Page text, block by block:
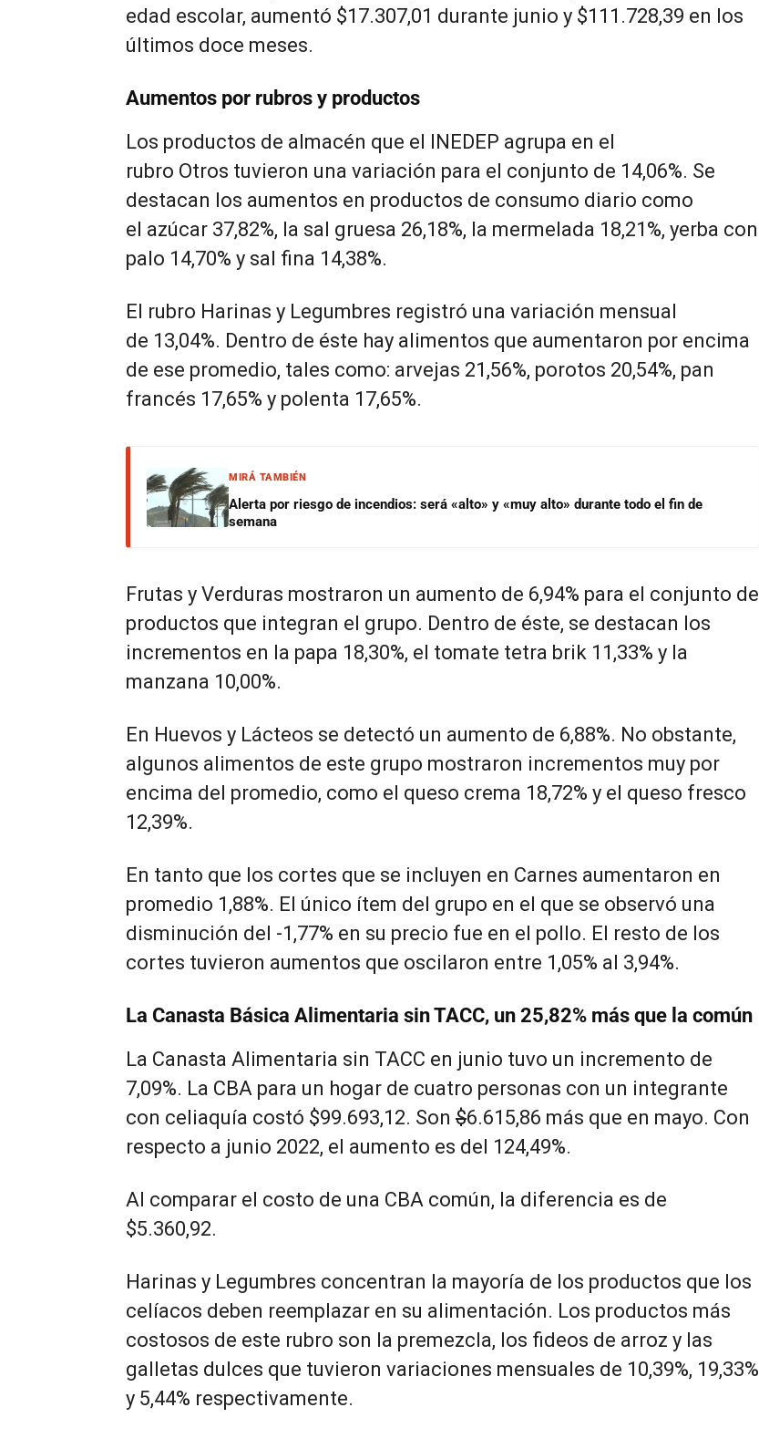
edad escolar, aumentó $17.307,01 durante junio y $111.728,39 en los
últimos doce meses.
Aumentos por rubros y productos
Los productos de almacén que el INEDEP agrupa en el
rubro Otros tuvieron una variación para el conjunto de 14,06%. Se
destacan los aumentos en productos de consumo diario como
el azúcar 37,82%, la sal gruesa 26,18%, la mermelada 18,21%, yerba con
palo 14,70% y sal fina 14,38%.
El rubro Harinas y Legumbres registró una variación mensual
de 13,04%. Dentro de éste hay alimentos que aumentaron por encima
de ese promedio, tales como: arvejas 21,56%, porotos 20,54%, pan
francés 17,65% y polenta 17,65%.
MIRÁ TAMBIÉN
Alerta por riesgo de incendios: será «alto» y «muy alto» durante todo el fin de
semana
Frutas y Verduras mostraron un aumento de 6,94% para el conjunto de
productos que integran el grupo. Dentro de éste, se destacan los
incrementos en la papa 18,30%, el tomate tetra brik 11,33% y la
manzana 10,00%.
En Huevos y Lácteos se detectó un aumento de 6,88%. No obstante,
algunos alimentos de este grupo mostraron incrementos muy por
encima del promedio, como el queso crema 18,72% y el queso fresco
12,39%.
En tanto que los cortes que se incluyen en Carnes aumentaron en
promedio 1,88%. El único ítem del grupo en el que se observó una
disminución del -1,77% en su precio fue en el pollo. El resto de los
cortes tuvieron aumentos que oscilaron entre 1,05% al 3,94%.
La Canasta Básica Alimentaria sin TACC, un 25,82% más que la común
La Canasta Alimentaria sin TACC en junio tuvo un incremento de
7,09%. La CBA para un hogar de cuatro personas con un integrante
con celiaquía costó $99.693,12. Son $6.615,86 más que en mayo. Con
respecto a junio 2022, el aumento es del 124,49%.
Al comparar el costo de una CBA común, la diferencia es de
$5.360,92.
Harinas y Legumbres concentran la mayoría de los productos que los
celíacos deben reemplazar en su alimentación. Los productos más
costosos de este rubro son la premezcla, los fideos de arroz y las
galletas dulces que tuvieron variaciones mensuales de 10,39%, 19,33%
y 5,44% respectivamente.